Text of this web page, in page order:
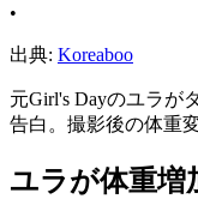
•
出典: Koreaboo
元Girl's Dayのユラが
告白。撮影後の体重
ユラが体重増